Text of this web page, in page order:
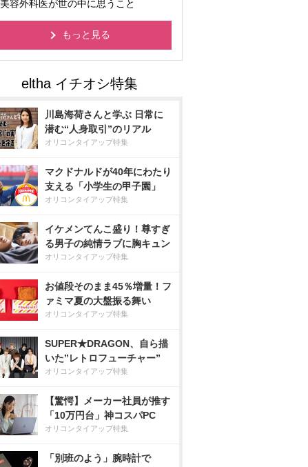
美容外科医が世の中に思うこと
もっと見る
川島海荷さんと学ぶ 日常に
潜む“人身取引”のリアル
オリコンタイアップ特集
マクドナルドが40年にわたり
支える「小学生の甲子園」
オリコンタイアップ特集
イケメンてんこ盛り！尊すぎ
る男子の純情ラブに胸キュン
オリコンタイアップ特集
お値段そのまま45％増量！フ
ァミマ夏の大盤振る舞い
オリコンタイアップ特集
SUPER★DRAGON、自ら描
いた”レトロフューチャー”
オリコンタイアップ特集
【驚愕】メーカー社員が推す
「10万円台」神コスパPC
オリコンタイアップ特集
「別班のよう」腕時計で